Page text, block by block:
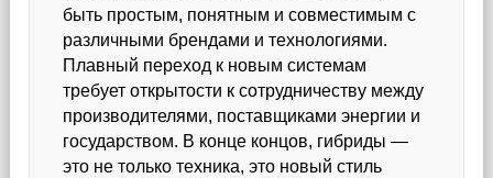
быть простым, понятным и совместимым с
различными брендами и технологиями.
Плавный переход к новым системам
требует открытости к сотрудничеству между
производителями, поставщиками энергии и
государством. В конце концов, гибриды —
это не только техника, это новый стиль